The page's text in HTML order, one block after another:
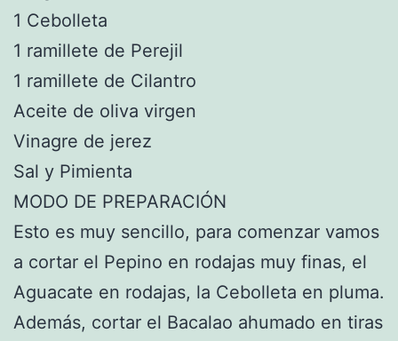
1 Cebolleta
1 ramillete de Perejil
1 ramillete de Cilantro
Aceite de oliva virgen
Vinagre de jerez
Sal y Pimienta
MODO DE PREPARACIÓN
Esto es muy sencillo, para comenzar vamos
a cortar el Pepino en rodajas muy finas, el
Aguacate en rodajas, la Cebolleta en pluma.
Además, cortar el Bacalao ahumado en tiras